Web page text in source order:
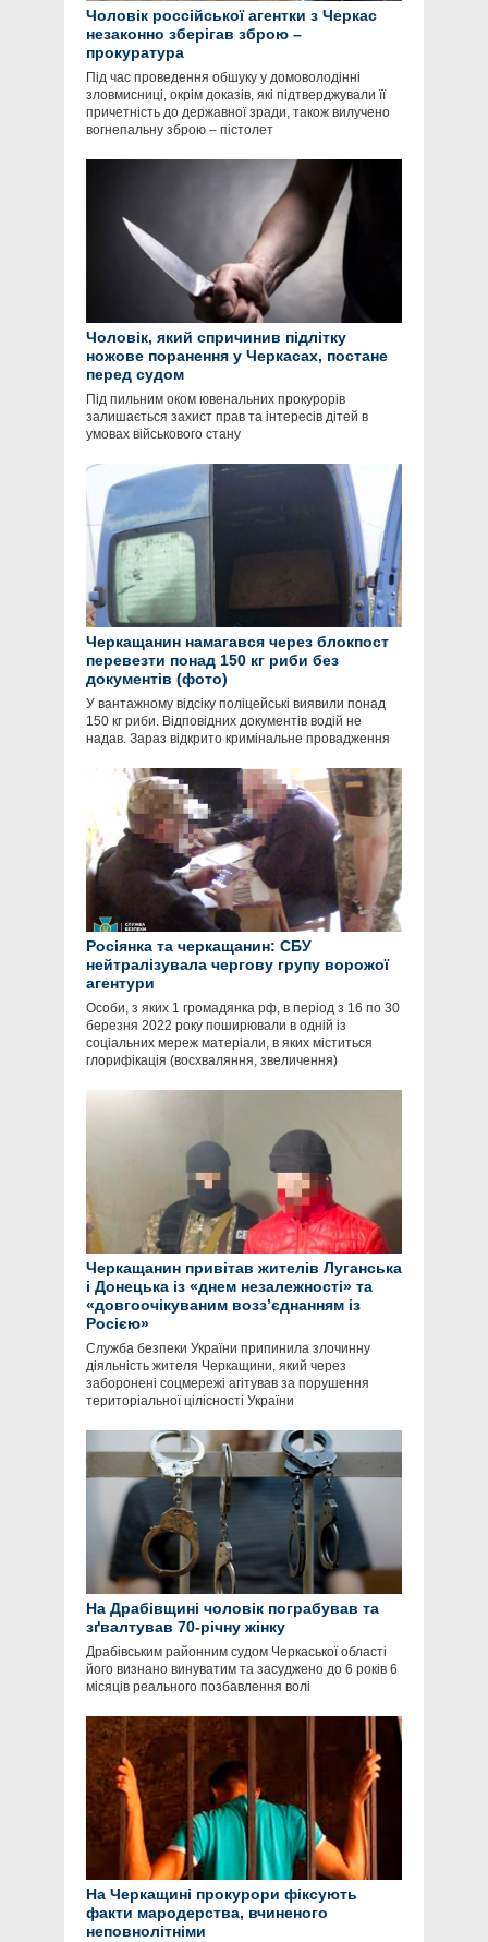
Чоловік россійської агентки з Черкас
незаконно зберігав зброю –
прокуратура
Під час проведення обшуку у домоволодінні
зловмисниці, окрім доказів, які підтверджували її
причетність до державної зради, також вилучено
вогнепальну зброю – пістолет
Чоловік, який спричинив підлітку
ножове поранення у Черкасах, постане
перед судом
Під пильним оком ювенальних прокурорів
залишається захист прав та інтересів дітей в
умовах військового стану
Черкащанин намагався через блокпост
перевезти понад 150 кг риби без
документів (фото)
У вантажному відсіку поліцейські виявили понад
150 кг риби. Відповідних документів водій не
надав. Зараз відкрито кримінальне провадження
Росіянка та черкащанин: СБУ
нейтралізувала чергову групу ворожої
агентури
Особи, з яких 1 громадянка рф, в період з 16 по 30
березня 2022 року поширювали в одній із
соціальних мереж матеріали, в яких міститься
глорифікація (восхваляння, звеличення)
Черкащанин привітав жителів Луганська
і Донецька із «днем незалежності» та
«довгоочікуваним возз’єднанням із
Росією»
Служба безпеки України припинила злочинну
діяльність жителя Черкащини, який через
заборонені соцмережі агітував за порушення
територіальної цілісності України
На Драбівщині чоловік пограбував та
зґвалтував 70-річну жінку
Драбівським районним судом Черкаської області
його визнано винуватим та засуджено до 6 років 6
місяців реального позбавлення волі
На Черкащині прокурори фіксують
факти мародерства, вчиненого
неповнолітніми